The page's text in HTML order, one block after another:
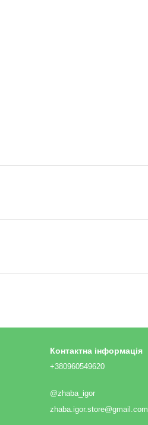
Контактна інформація
+380960549620
@zhaba_igor
zhaba.igor.store@gmail.com